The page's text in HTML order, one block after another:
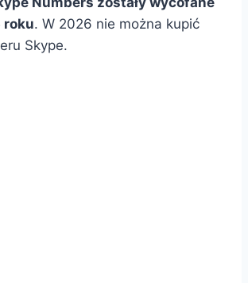
roku. W 2026 nie można kupić
Skype.